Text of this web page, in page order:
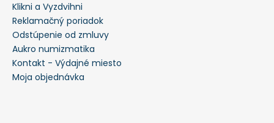
Klikni a Vyzdvihni
Reklamačný poriadok
Odstúpenie od zmluvy
Aukro numizmatika
Kontakt - Výdajné miesto
Moja objednávka